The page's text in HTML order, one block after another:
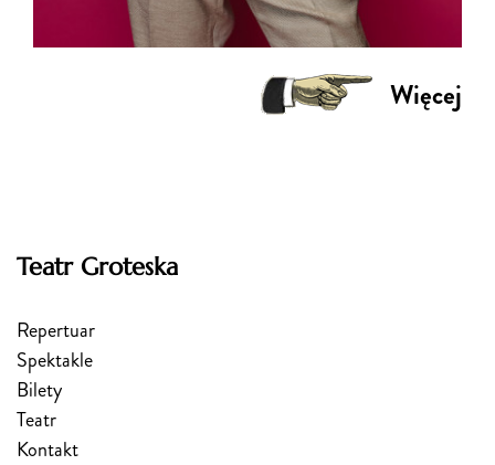
Więcej
Teatr Groteska
Repertuar
Spektakle
Bilety
Teatr
Kontakt